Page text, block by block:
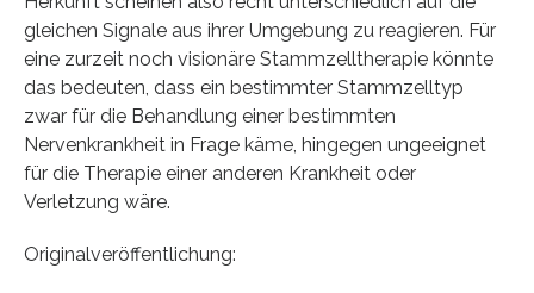
gleichen Signale aus ihrer Umgebung zu reagieren. Für
eine zurzeit noch visionäre Stammzelltherapie könnte
das bedeuten, dass ein bestimmter Stammzelltyp
zwar für die Behandlung einer bestimmten
Nervenkrankheit in Frage käme, hingegen ungeeignet
für die Therapie einer anderen Krankheit oder
Verletzung wäre.
Originalveröffentlichung: